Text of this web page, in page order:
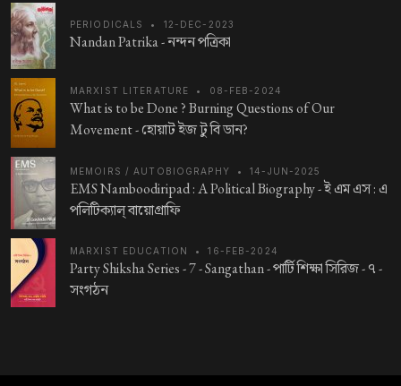
PERIODICALS • 12-DEC-2023
Nandan Patrika -নন্দন পত্রিকা
MARXIST LITERATURE • 08-FEB-2024
What is to be Done ? Burning Questions of Our
Movement -হোয়াট ইজ টু বি ডান?
MEMOIRS / AUTOBIOGRAPHY • 14-JUN-2025
EMS Namboodiripad : A Political Biography -ই এম এস : এ
পলিটিক্যাল্ বায়োগ্রাফি
MARXIST EDUCATION • 16-FEB-2024
Party Shiksha Series - 7 - Sangathan -পার্টি শিক্ষা সিরিজ - ৭ -
সংগঠন